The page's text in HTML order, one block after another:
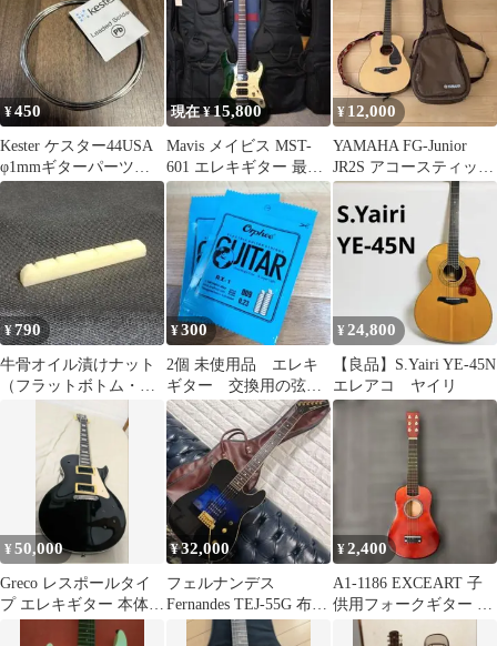
¥450
Kester ケスター44USA
φ1mmギターパーツ楽
器配線用ハンダ 1m
現在 ¥15,800
Mavis メイビス MST-
601 エレキギター 最安
値 コイルタップ機能付
¥ 12,000
YAMAHA FG-Junior
JR2S アコースティック
ギター 本体
¥790
牛骨オイル漬けナット
（フラットボトム・ス
トラト系・ミリ寸法）
¥300
2個 未使用品 エレキ
ギター 交換用の弦 1
弦
¥24,800
【良品】S.Yairi YE-45N
エレアコ ヤイリ
¥50,000
Greco レスポールタイ
プ エレキギター 本体ジ
¥32,000
フェルナンデス
Fernandes TEJ-55G 布袋
日本製
¥2,400
A1-1186 EXCEART 子
供用フォークギター 初
心者向け木製